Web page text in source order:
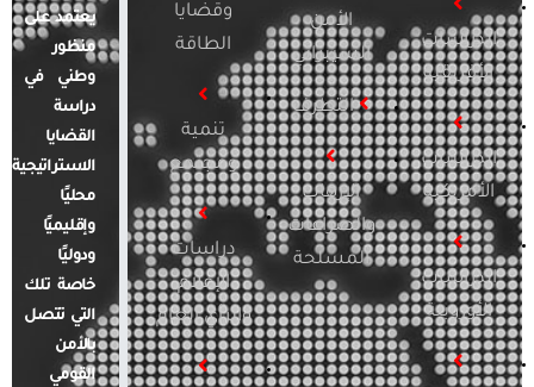
الدراسات
الأفريقية
الدراسات
الأمريكية
الدراسات
الأوروبية
الأمن
السيبراني
التطرف
الإرهاب
والصراعات
المسلحة
وقضايا
الطاقة
تنمية
ومجتمع
دراسات
الإعلام
والرأي العام
يعتمد على
منظور
وطني في
دراسة
القضايا
الاستراتيجية
محليًا
وإقليميًا
ودوليًا
خاصة تلك
التي تتصل
بالأمن
القومي